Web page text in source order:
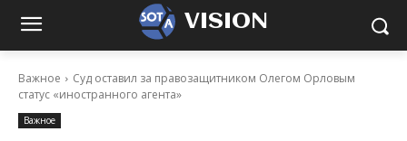
VISION
Важное
Суд оставил за правозащитником Олегом Орловым
статус «иностранного агента»
Важное